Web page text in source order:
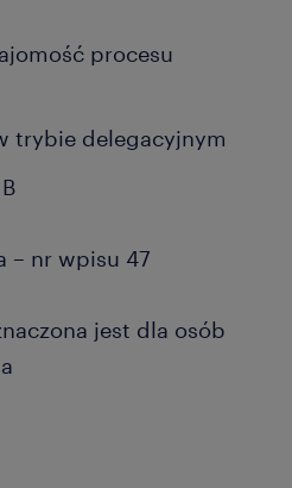
procesu
trybie delegacyjnym
– nr wpisu 47
jest dla osób